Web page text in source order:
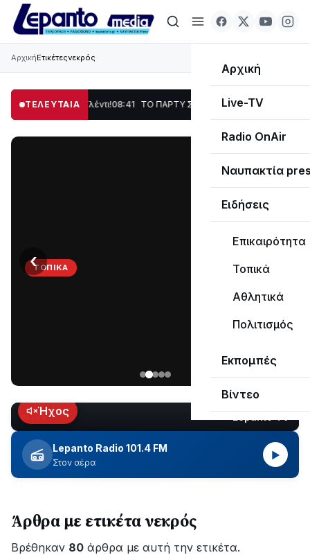
Αρχική
Live-TV
Radio OnAir
Ναυπακτία
Ειδήσεις
Επικαιρότητα
Τοπικά
Αθλητικά
Πολιτισμός
Εκπομπές
Βίντεο
ΑρχικήΕτικέτεςνεκρός
ΤΕΛΕΥΤΑΙΑ
Χορός & Γλέντι!08:41 ΤΟ ΠΑΡΤΥ ΣΥΝΕΧΙΖΕΤΑΙ… 19:47 Στο σκοτάδι
ΤΟΠΙΚΆ
Κωτσανά
για
τα
μεγάλα
έργα
‹
LIVEΉχος
Lepanto Radio 101.4 FM
Στον αέρα
▶
Άρθρα με ετικέτα νεκρός
Βρέθηκαν 80 άρθρα με αυτή την ετικέτα.